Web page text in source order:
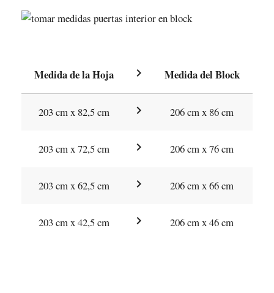
Medida de la Hoja chevron_right Medida del Block
203 cm x 82,5 cm chevron_right 206 cm x 86 cm
203 cm x 72,5 cm chevron_right 206 cm x 76 cm
203 cm x 62,5 cm chevron_right 206 cm x 66 cm
203 cm x 42,5 cm chevron_right 206 cm x 46 cm